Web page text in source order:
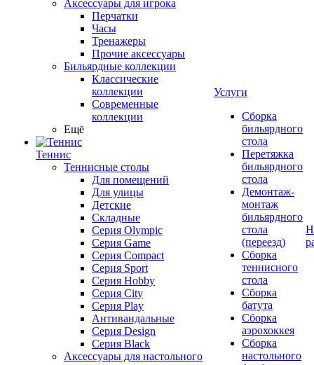
Аксессуары для игрока
Перчатки
Часы
Тренажеры
Прочие аксессуары
Бильярдные коллекции
Классические
коллекции
Современные
коллекции
Ещё
Теннис
Теннисные столы
Для помещений
Для улицы
Детские
Складные
Серия Olympic
Серия Game
Серия Compact
Серия Sport
Серия Hobby
Серия City
Серия Play
Антивандальные
Серия Design
Серия Black
Аксессуары для настольного
Услуги
Сборка
бильярдного
стола
Перетяжка
бильярдного
стола
Демонтаж-
монтаж
бильярдного
стола
(переезд)
Сборка
теннисного
стола
Сборка
батута
Сборка
аэрохоккея
Сборка
настольного